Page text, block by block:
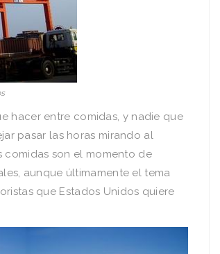
hacer entre comidas, y nadie que
pasar las horas mirando al
son el momento de
aunque últimamente el tema
que Estados Unidos quiere